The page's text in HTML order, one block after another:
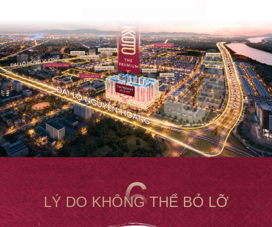
6
LÝ DO KHÔNG THỂ BỎ LỠ